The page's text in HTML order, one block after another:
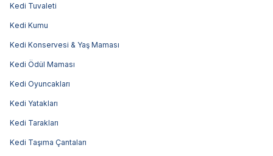
Kedi Tuvaleti
Kedi Kumu
Kedi Konservesi & Yaş Maması
Kedi Ödül Maması
Kedi Oyuncakları
Kedi Yatakları
Kedi Tarakları
Kedi Taşıma Çantaları